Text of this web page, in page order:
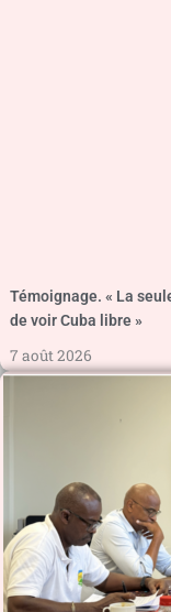
Témoignage. « La
de voir Cuba libre »
7 août 2026